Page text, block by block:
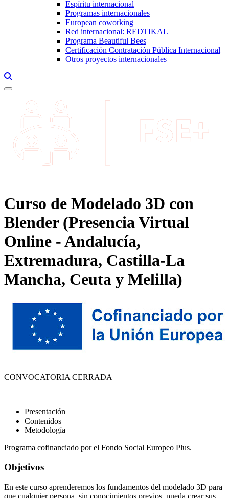
Espíritu internacional
Programas internacionales
European coworking
Red internacional: REDTIKAL
Programa Beautiful Bees
Certificación Contratación Pública Internacional
Otros proyectos internacionales
Curso de Modelado 3D con
Blender (Presencia Virtual
Online - Andalucía,
Extremadura, Castilla-La
Mancha, Ceuta y Melilla)
CONVOCATORIA CERRADA
Presentación
Contenidos
Metodología
Programa cofinanciado por el Fondo Social Europeo Plus.
Objetivos
En este curso aprenderemos los fundamentos del modelado 3D para
que cualquier persona, sin conocimientos previos, pueda crear sus